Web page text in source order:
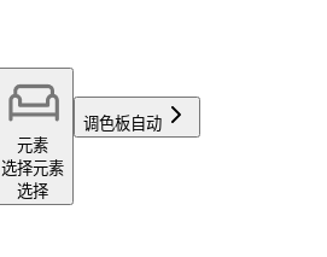
元素
选择元素
选择
调色板 自动